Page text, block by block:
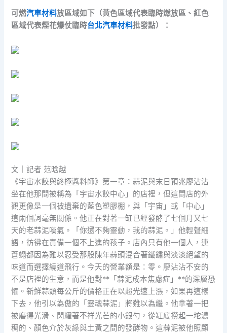
可燃汽車材料放區域如下（黃色區域代表臨時燃放區、紅色
區域代表煙花爆仗臨時台北汽車材料批發點）：
文｜記者 范晗越
《宇宙水餃與終極醬料師》第一章：蒜泥與末日預兆廖沾沾
坐在他那間被稱為「宇宙水餃中心」的店裡，但這間店的外
觀更像是一個被遺棄的藍色塑膠棚，與「宇宙」或「中心」
這兩個詞毫無關係。他正在對著一缸已經發酵了七個月又七
天的老蒜泥嘆氣。「你還不夠靈動，我的蒜泥。」他輕聲細
語，彷彿在責備一個不上進的孩子。店內只有他一個人，連
蒼蠅都因為難以忍受那股陳年蒜頭混合著鐵鏽與淡淡絕望的
味道而選擇繞道飛行。今天的營業額是：零。廖沾沾不安的
不是店裡的生意，而是他對**「蒜泥成本焦慮症」**的深層恐
懼。新鮮蒜頭每公斤的價格正在以超光速上漲，如果再這樣
下去，他引以為傲的「靈魂蒜泥」將難以為繼。他拿著一把
被磨得光滑、閃耀著不祥光芒的小銀勺，從缸底撈起一坨濃
稠的、顏色介於灰綠與土黃之間的發酵物。這蒜泥被他照顧